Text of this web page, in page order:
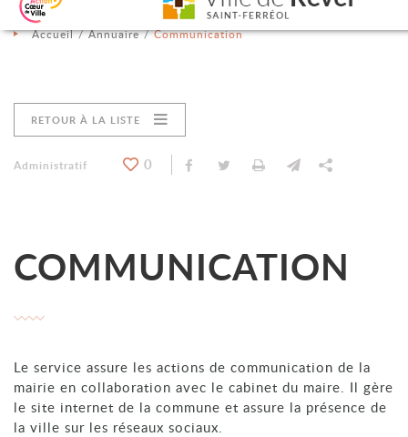
Aller au contenu
Aller au menu
Aller à la recherche
Changer le contraste
Accueil Annuaire Communication
RETOUR À LA LISTE
Catégorie : "
Administratif 0 Partager sur Facebook
Partager sur Twitter
ImprimerEnvoyer par
COMMUNICATION
Le service assure les actions de communication de la
mairie en collaboration avec le cabinet du maire. Il gère
le site internet de la commune et assure la présence de
la ville sur les réseaux sociaux.